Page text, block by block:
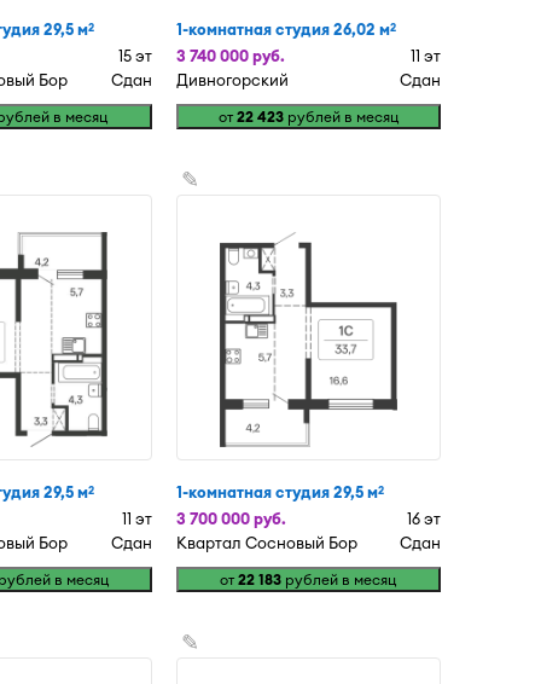
29,5 м2
15 эт
Бор
Сдан
в месяц
1-комнатная студия 26,02 м2
3 740 000 руб.
11 эт
Дивногорский
Сдан
от 22 423рублей в месяц
29,5 м2
11 эт
Бор
Сдан
в месяц
✎
1-комнатная студия 29,5 м2
3 700 000 руб.
16 эт
Квартал Сосновый Бор
Сдан
от22 183 рублей в месяц
✎